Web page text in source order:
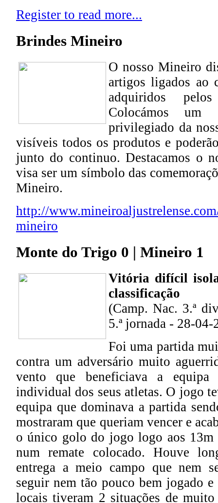
Register to read more...
Brindes Mineiro
O nosso Mineiro
artigos ligados ao
adquiridos
Colocámos um
privilegiado da
visíveis todos os produtos e
junto do continuo. Destacamos o
visa ser um símbolo das
Mineiro.
http://
mineiro
Monte do Trigo 0 | Mineiro 1
Vitória difícil
classificação
(Camp. Nac. 3.ª
5.ª jornada - 28-04-
Foi uma partida
contra um adversário muito
vento que beneficiava a equipa
individual dos seus atletas. O jogo
equipa que dominava a partida
mostraram que queriam vencer e
o único golo do jogo logo aos
num remate colocado. Houve
entrega a meio campo que nem
seguir nem tão pouco bem jogado
locais tiveram 2 situações de